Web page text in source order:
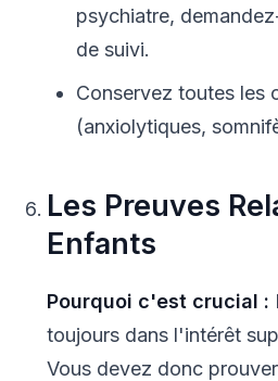
psychiatre,
de suivi.
Conservez toutes les
(anxiolytiques,
Les Preuves
Enfants
Pourquoi c'est crucial :
toujours dans l'intérêt
Vous devez donc